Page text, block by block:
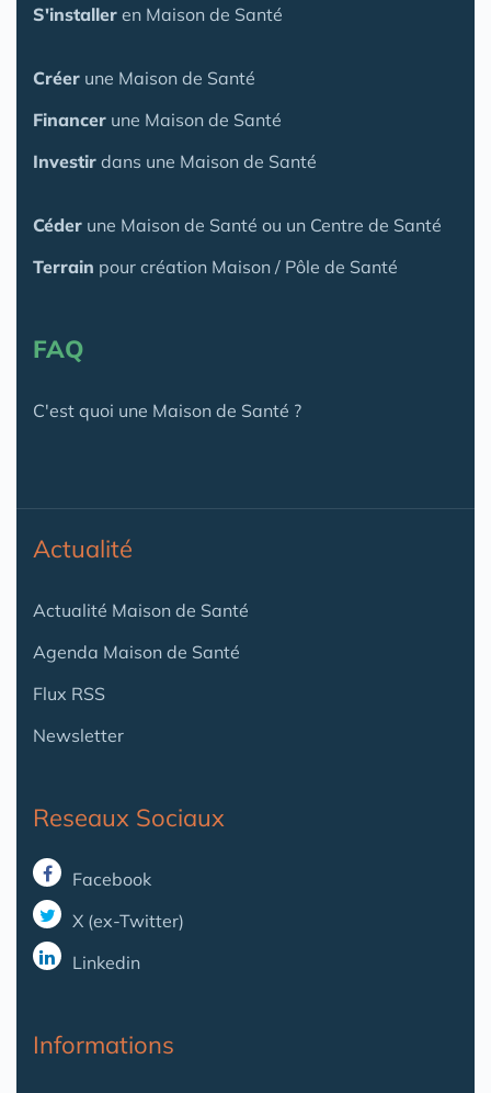
S'installer en Maison de Santé
Créer une Maison de Santé
Financer une Maison de Santé
Investir dans une Maison de Santé
Céder une Maison de Santé ou un Centre de Santé
Terrain pour création Maison / Pôle de Santé
FAQ
C'est quoi une Maison de Santé ?
Actualité
Actualité Maison de Santé
Agenda Maison de Santé
Flux RSS
Newsletter
Reseaux Sociaux
Facebook
X (ex-Twitter)
Linkedin
Informations